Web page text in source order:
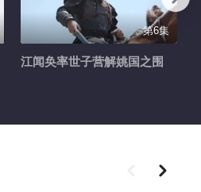
第6集
江闻奂率世子营解姚国之围